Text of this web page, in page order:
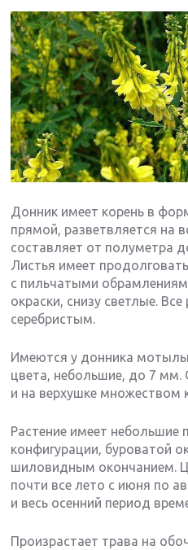
Донник имеет корень в
прямой, разветвляется на
составляет от полуметра
Листья имеет
с пильчатыми
окраски, снизу светлые.
серебристым.
Имеются у донника
цвета, небольшие, до 7 мм.
и на верхушке множеством
Растение имеет
конфигурации, буроватой
шиловидным окончанием.
почти все лето с июня по
и весь осенний период
Произрастает трава на